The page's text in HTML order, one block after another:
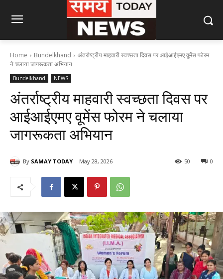
Home Bundelkhand
अंतर्राष्ट्रीय माहवारी स्वच्छता दिवस पर आईआईएमए वूमेंस फोरम
ने चलाया जागरूकता अभियान
Bundelkhand NEWS
अंतर्राष्ट्रीय माहवारी स्वच्छता दिवस पर
आईआईएमए वूमेंस फोरम ने चलाया
जागरूकता अभियान
By SAMAY TODAY May 28, 2026 0
50